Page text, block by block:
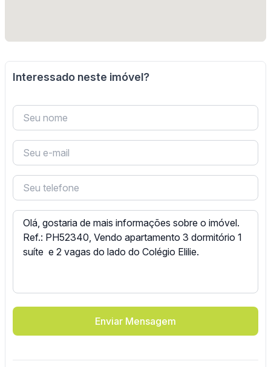
Interessado neste imóvel?
Enviar Mensagem